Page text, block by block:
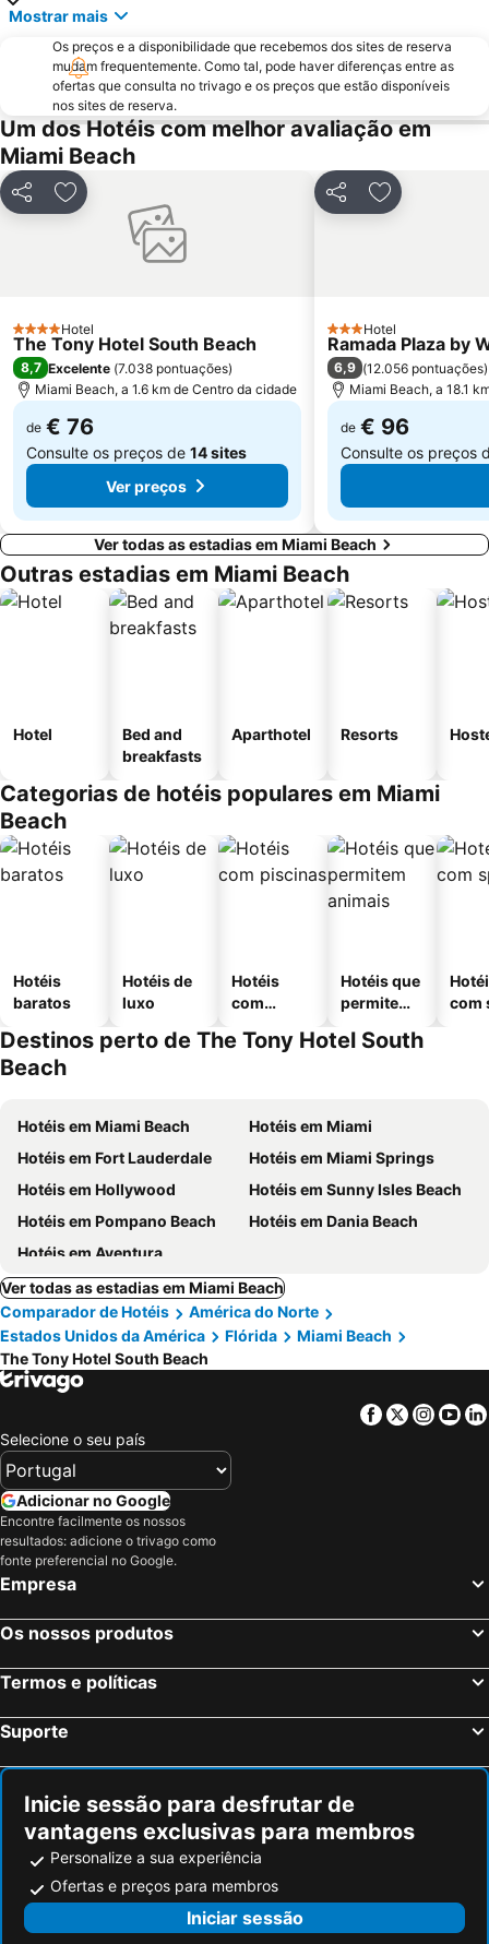
Bairro Art Deco
Hard Rock Cafe Miami
Ultra Music Festival
Keys Islands
SoBe Unique
The Rock Boat
Miami International Mall
The Groove Cruise
Florida Grand Opera
Midtown
Bayside District
Coral Way
Fort Lauderdale Executive Airport
University of Miami
The Fort Lauderdale Ghost Tours
Mostrar mais
Os preços e a disponibilidade que recebemos dos sites de reserva
mudam frequentemente. Como tal, pode haver diferenças entre as
ofertas que consulta no trivago e os preços que estão disponíveis
nos sites de reserva.
Um dos Hotéis com melhor avaliação em
Miami Beach
PartilharAdicionar aos favoritos
4 Estrelas
Hotel
The Tony Hotel South Beach
8,7 Excelente (7.038 pontuações)
Miami Beach, a 1.6 km de Centro da cidade
de € 76
Consulte os preços de 14 sites
Ver preços
PartilharAdicionar
3 Estrelas
Hotel
Ramada Plaza by
6,9 (12.056 pontuações)
Miami Beach, a 18.1
de € 96
Consulte os preços
Ver todas as estadias em Miami Beach
Outras estadias em Miami Beach
Hotel
Bed and
breakfasts
Aparthotel Resorts
Categorias de hotéis populares em Miami
Beach
Hotéis
baratos
Hotéis de
luxo
Hotéis
com
Hotéis que
permitem
com
Destinos perto de The Tony Hotel South
Beach
Hotéis em Miami Beach
Hotéis em Miami
Hotéis em Fort Lauderdale
Hotéis em Miami Springs
Hotéis em Hollywood
Hotéis em Sunny Isles Beach
Hotéis em Pompano Beach
Hotéis em Dania Beach
Hotéis em Aventura
Ver todas as estadias em Miami Beach
Comparador de Hotéis
América do Norte
Estados Unidos da América
Flórida
Miami Beach
The Tony Hotel South Beach
Facebook
Twitter
Selecione o seu país
Adicionar no Google
Encontre facilmente os nossos
resultados: adicione o trivago como
fonte preferencial no Google.
Empresa
Os nossos produtos
Termos e políticas
Suporte
Inicie sessão para desfrutar de
vantagens exclusivas para membros
Personalize a sua experiência
Ofertas e preços para membros
Iniciar sessão